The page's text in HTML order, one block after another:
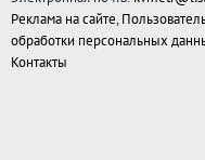
Реклама на сайте,
обработки персональных
Контакты